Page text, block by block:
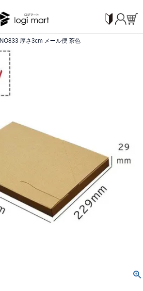
NO833 厚さ3cm メール便 茶色